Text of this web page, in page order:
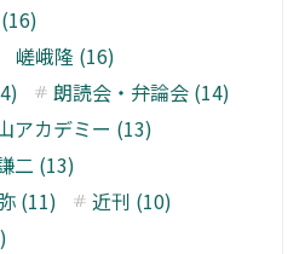
嵯峨隆 (16)
朗読会・弁論会 (14)
アカデミー (13)
二 (13)
(11)
近刊 (10)